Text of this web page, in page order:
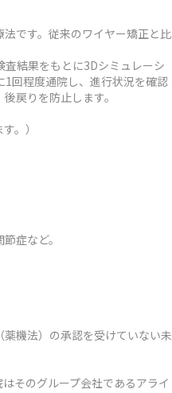
です。従来のワイヤー矯正と比
結果をもとに3Dシミュレーシ
1回程度通院し、進行状況を確認
戻りを防止します。
。）
症など。
機法）の承認を受けていない未
そのグループ会社であるアライ